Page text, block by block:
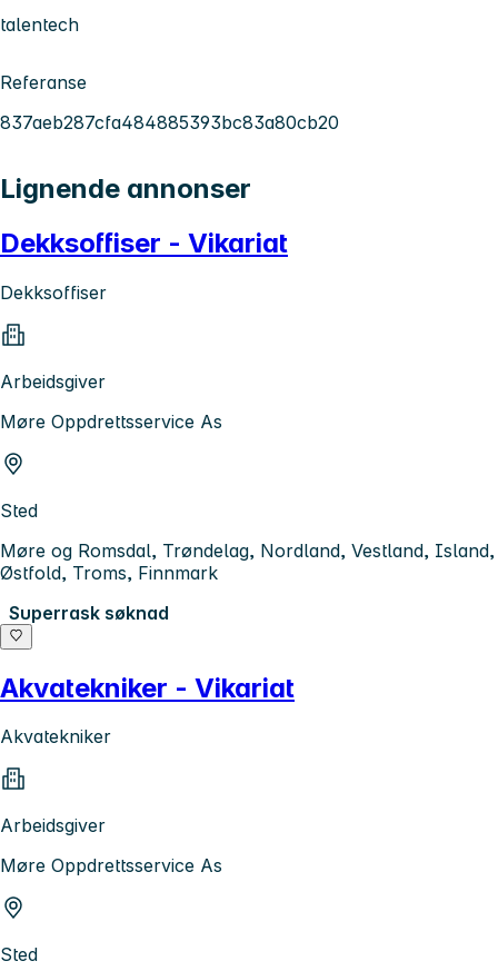
talentech
Referanse
837aeb287cfa484885393bc83a80cb20
Lignende annonser
Dekksoffiser - Vikariat
Dekksoffiser
Arbeidsgiver
Møre Oppdrettsservice As
Sted
Møre og Romsdal, Trøndelag, Nordland, Vestland, Island,
Østfold, Troms, Finnmark
Superrask søknad
Akvatekniker - Vikariat
Akvatekniker
Arbeidsgiver
Møre Oppdrettsservice As
Sted